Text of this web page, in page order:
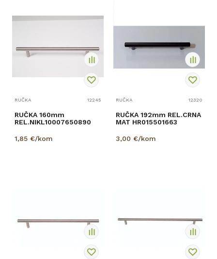
RUČKA 12245
RUČKA 160mm
REL.NIKL10007650890
1,85 €/kom
RUČKA 12320
RUČKA 192mm REL.CRNA
MAT HR015501663
3,00 €/kom